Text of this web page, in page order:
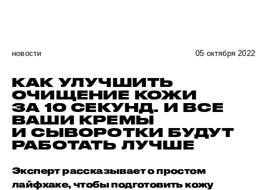
новости 05 октября 2022
КАК УЛУЧШИТЬ
ОЧИЩЕНИЕ КОЖИ
ЗА 10 СЕКУНД. И ВСЕ
ВАШИ КРЕМЫ
И СЫВОРОТКИ БУДУТ
РАБОТАТЬ ЛУЧШЕ
Эксперт рассказывает о простом
лайфхаке, чтобы подготовить кожу